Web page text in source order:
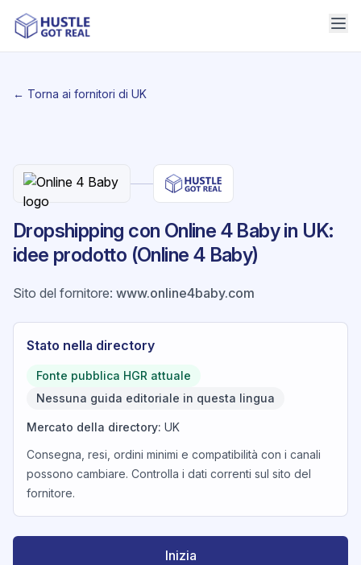
← Torna ai fornitori di UK
Dropshipping con Online 4 Baby in UK:
idee prodotto (Online 4 Baby)
Sito del fornitore: www.online4baby.com
Stato nella directory
Fonte pubblica HGR attuale
Nessuna guida editoriale in questa lingua
Mercato della directory: UK
Consegna, resi, ordini minimi e compatibilità con i canali
possono cambiare. Controlla i dati correnti sul sito del
fornitore.
Inizia